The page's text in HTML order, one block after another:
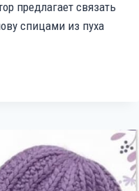
предлагает связать
спицами из пуха